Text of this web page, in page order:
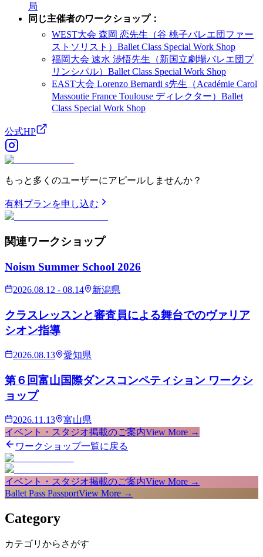
局
同じ主催者のワークショップ：
WEST大会 森岡 恋先生（谷 桃子バレエ団ファー
ストソリスト）Ballet Class Special Work Shop
福岡大会 速水 渉悟先生（新国立劇場バレエ団プ
リンシパル）Ballet Class Special Work Shop
EAST大会 Lorenzo Bernardi s先生（Académie Carol
Massoutie France Toulouse ディレクター）Ballet
Class Special Work Shop
公式HP
もっと多くのユーザーにアピールしませんか？
有料プランを申し込む
関連ワークショップ
Noism Summer School 2026
2026.08.12 - 08.14 新潟県
クラスレッスンと審査員による舞台でのヴァリア
シオン指導
2026.08.13 愛知県
第６回富山国際ダンスコンペティション ワークシ
ョップ
2026.11.13
富山県
イベント・スタジオ掲載のご案内View More →
ワークショップ一覧に戻る
イベント・スタジオ掲載のご案内View More →
Ballet Pass PassportView More →
Category
カテゴリからさがす